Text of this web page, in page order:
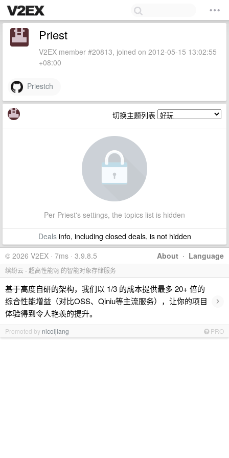
Priest
V2EX member #20813, joined on 2012-05-15 13:02:55
+08:00
Priestch
切换主题列表
Per Priest's settings, the topics list is hidden
Dealsinfo, including closed deals, is not hidden
About · Language
© 2026 V2EX · 7ms · 3.9.8.5
缤纷云 - 超高性能🚀 的智能对象存储服务
基于高度自研的架构，我们以 1/3 的成本提供最多 20+ 倍的
综合性能增益（对比OSS、Qiniu等主流服务），让你的项目
体验得到令人艳羡的提升。
›
Promoted by nicoljiang PRO